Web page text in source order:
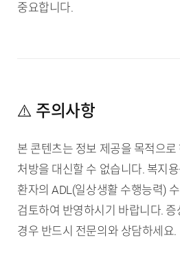
중요합니다.
⚠️ 주의사항
본 콘텐츠는 정보 제공을 목적으
처방을 대신할 수 없습니다. 복지
환자의 ADL(일상생활 수행능력)
검토하여 반영하시기 바랍니다.
경우 반드시 전문의와 상담하세요.